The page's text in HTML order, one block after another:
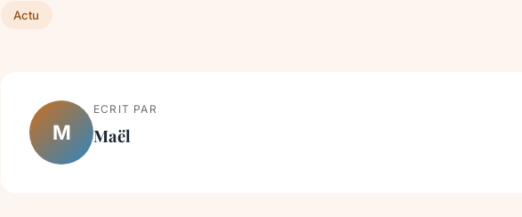
Actu
M
ECRIT PAR
Maël